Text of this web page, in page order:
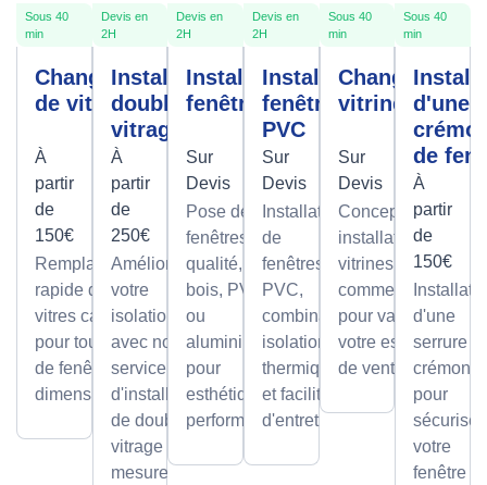
Sous 40
min
Changement
de vitre
À
partir
de
150€
Remplacement
rapide de
vitres cassées,
pour tous types
de fenêtres et
dimensions.
Devis en
2H
Installation
double
vitrage
À
partir
de
250€
Améliorez
votre
isolation
avec notre
service
d'installation
de double
vitrage sur
mesure.
Devis en
2H
Installation
fenêtres
Sur
Devis
Pose de
fenêtres de
qualité, en
bois, PVC
ou
aluminium,
pour
esthétique et
performance.
Devis en
2H
Installation
fenêtre
PVC
Sur
Devis
Installation
de
fenêtres
PVC,
combinant
isolation
thermique
et facilité
d'entretien.
Sous 40
min
Changement
vitrine
Sur
Devis
Conception et
installation de
vitrines
commerciales
pour valoriser
votre espace
de vente.
Sous 40
min
d'une
de
À
partir
de
150€
d'une
serrure à
crémone
pour
sécuriser
votre
fenêtre